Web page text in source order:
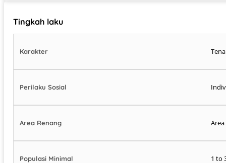
Tingkah laku
Karakter
Perilaku Sosial
Area Renang
Populasi Minimal 1 to